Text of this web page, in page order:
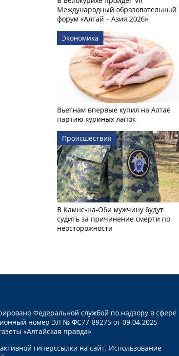
Международный образовательный
форум «Алтай – Азия 2026»
Экономика
Вьетнам впервые купил на Алтае
партию куриных лапок
Происшествия
В Камне-на-Оби мужчину будут
судить за причинение смерти по
неосторожности
Федеральной службой по надзору в сфере
номер ЭЛ № ФС77-89275 от 09.04.2025
«Алтайская правда»
гиперссылки на сайт. Использование